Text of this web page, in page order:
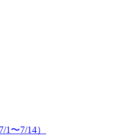
1〜7/14）